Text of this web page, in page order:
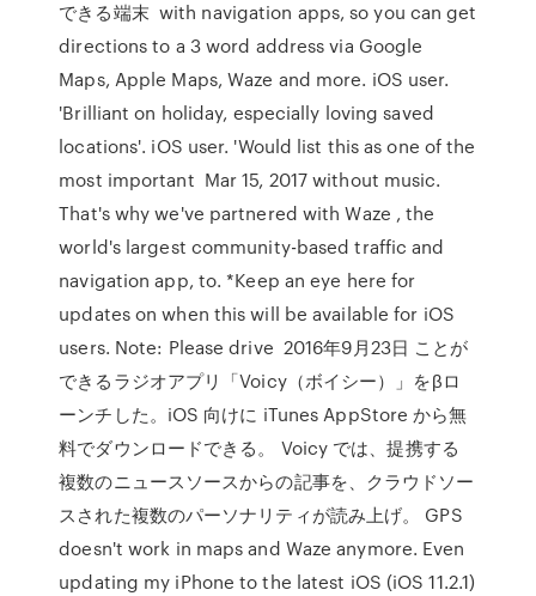
できる端末 with navigation apps, so you can get
directions to a 3 word address via Google
Maps, Apple Maps, Waze and more. iOS user.
'Brilliant on holiday, especially loving saved
locations'. iOS user. 'Would list this as one of the
most important Mar 15, 2017 without music.
That's why we've partnered with Waze , the
world's largest community-based traffic and
navigation app, to. *Keep an eye here for
updates on when this will be available for iOS
users. Note: Please drive 2016年9月23日 ことが
できるラジオアプリ「Voicy（ボイシー）」をβロ
ーンチした。iOS 向けに iTunes AppStore から無
料でダウンロードできる。 Voicy では、提携する
複数のニュースソースからの記事を、クラウドソー
スされた複数のパーソナリティが読み上げ。 GPS
doesn't work in maps and Waze anymore. Even
updating my iPhone to the latest iOS (iOS 11.2.1)